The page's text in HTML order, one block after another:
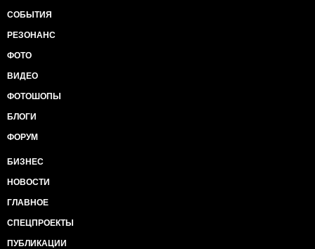
СОБЫТИЯ
РЕЗОНАНС
ФОТО
ВИДЕО
ФОТОШОПЫ
БЛОГИ
ФОРУМ
БИЗНЕС
НОВОСТИ
ГЛАВНОЕ
СПЕЦПРОЕКТЫ
ПУБЛИКАЦИИ